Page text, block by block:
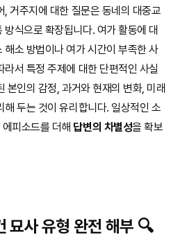
거주지에 대한 질문은 동네의 대중교
식으로 확장됩니다. 여가 활동에 대
해소 방법이나 여가 시간이 부족한 사
서 특정 주제에 대한 단편적인 사실
본인의 감정, 과거와 현재의 변화, 미래
두는 것이 유리합니다. 일상적인 소
피소드를 더해 답변의 차별성을 확보
묘사 유형 완전 해부 🔍